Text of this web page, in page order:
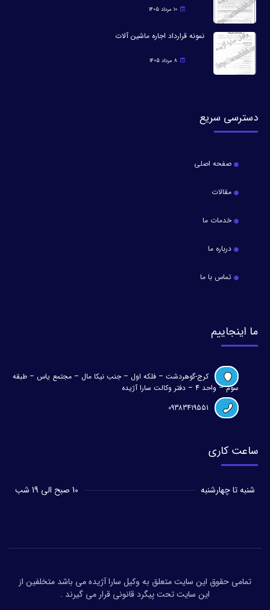
10 مرداد 1405
نمونه قرارداد اجاره ماشین آلات
8 مرداد 1405
دسترسی سریع
صفحه اصلی
مقالات
خدمات ما
درباره ما
تماس با ما
ما اینجاییم
کرج-گوهردشت – فلکه اول – جنب نیکا مال – مجتمع یاس – طبقه
سوم – واحد 4 – دفتر وکالت سارا آژیده
09383419551
ساعت کاری
شنبه تا چهارشنبه 10 صبح الی 19 شب
تمامی حقوق این سایت متعلق به وکیل سارا آژیده می باشد متخلفین از
این سایت تحت پیگرد قانونی قرار می گیرند .